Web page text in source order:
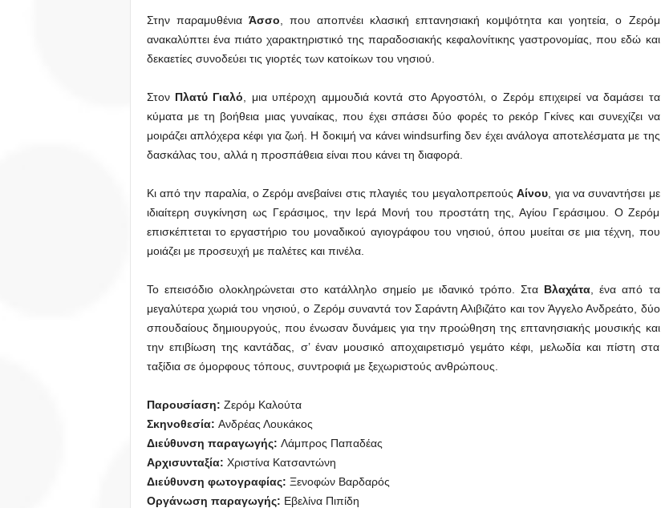
Στην παραμυθένια Άσσο , που αποπνέει κλασική επτανησιακή κομψότητα και γοητεία, ο Ζερόμ
ανακαλύπτει ένα πιάτο χαρακτηριστικό της παραδοσιακής κεφαλονίτικης γαστρονομίας, που εδώ και
δεκαετίες συνοδεύει τις γιορτές των κατοίκων του νησιού.
Στον Πλατύ Γιαλό , μια υπέροχη αμμουδιά κοντά στο Αργοστόλι, ο Ζερόμ επιχειρεί να δαμάσει τα
κύματα με τη βοήθεια μιας γυναίκας, που έχει σπάσει δύο φορές το ρεκόρ Γκίνες και συνεχίζει να
μοιράζει απλόχερα κέφι για ζωή. Η δοκιμή να κάνει windsurfing δεν έχει ανάλογα αποτελέσματα με της
δασκάλας του, αλλά η προσπάθεια είναι που κάνει τη διαφορά.
Κι από την παραλία, ο Ζερόμ ανεβαίνει στις πλαγιές του μεγαλοπρεπούςΑίνου , για να συναντήσει με
ιδιαίτερη συγκίνηση ως Γεράσιμος, την Ιερά Μονή του προστάτη της, Αγίου Γεράσιμου. Ο Ζερόμ
επισκέπτεται το εργαστήριο του μοναδικού αγιογράφου του νησιού, όπου μυείται σε μια τέχνη, που
μοιάζει με προσευχή με παλέτες και πινέλα.
Το επεισόδιο ολοκληρώνεται στο κατάλληλο σημείο με ιδανικό τρόπο. Στα Βλαχάτα , ένα από τα
μεγαλύτερα χωριά του νησιού, ο Ζερόμ συναντά τον Σαράντη Αλιβιζάτο και τον Άγγελο Ανδρεάτο, δύο
σπουδαίους δημιουργούς, που ένωσαν δυνάμεις για την προώθηση της επτανησιακής μουσικής και
την επιβίωση της καντάδας, σ’ έναν μουσικό αποχαιρετισμό γεμάτο κέφι, μελωδία και πίστη στα
ταξίδια σε όμορφους τόπους, συντροφιά με ξεχωριστούς ανθρώπους.
Παρουσίαση: Ζερόμ Καλούτα
Σκηνοθεσία: Ανδρέας Λουκάκος
Διεύθυνση παραγωγής: Λάμπρος Παπαδέας
Αρχισυνταξία: Χριστίνα Κατσαντώνη
Διεύθυνση φωτογραφίας: Ξενοφών Βαρδαρός
Οργάνωση παραγωγής: Εβελίνα Πιπίδη